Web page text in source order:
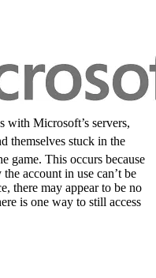
with Microsoft’s servers,
themselves stuck in the
game. This occurs because
account in use can’t be
there may appear to be no
is one way to still access